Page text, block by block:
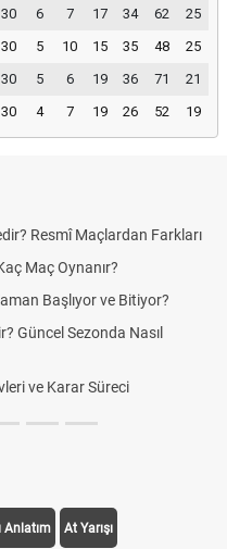
30 6 7 17 34 62
25
30 5 10 15 35 48
25
30 5 6 19 36 71
21
30 4 7 19 26 52 19
Resmî Maçlardan Farkları
Maç Oynanır?
Başlıyor ve Bitiyor?
Güncel Sezonda Nasıl
ve Karar Süreci
Anlatım At Yarışı